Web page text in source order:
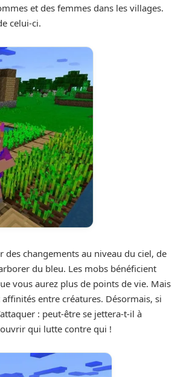
et des femmes dans les villages.
celui-ci.
des changements au niveau du ciel, de
du bleu. Les mobs bénéficient
vous aurez plus de points de vie. Mais
affinités entre créatures. Désormais, si
: peut-être se jettera-t-il à
qui lutte contre qui !